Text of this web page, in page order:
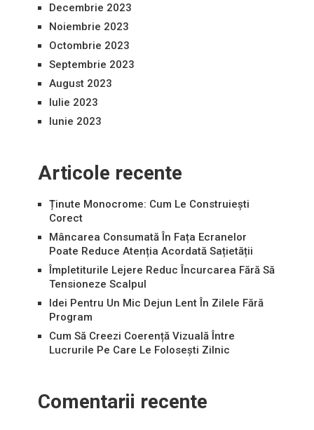
Decembrie 2023
Noiembrie 2023
Octombrie 2023
Septembrie 2023
August 2023
Iulie 2023
Iunie 2023
Articole recente
Ținute Monocrome: Cum Le Construiești
Corect
Mâncarea Consumată În Fața Ecranelor
Poate Reduce Atenția Acordată Sațietății
Împletiturile Lejere Reduc Încurcarea Fără Să
Tensioneze Scalpul
Idei Pentru Un Mic Dejun Lent În Zilele Fără
Program
Cum Să Creezi Coerență Vizuală Între
Lucrurile Pe Care Le Folosești Zilnic
Comentarii recente